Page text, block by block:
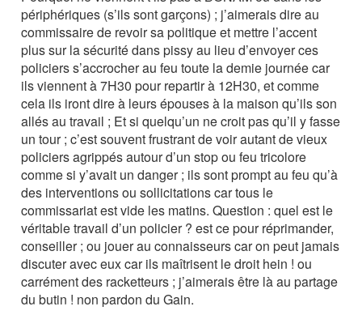
périphériques (s’ils sont garçons) ; j’aimerais dire au
commissaire de revoir sa politique et mettre l’accent
plus sur la sécurité dans pissy au lieu d’envoyer ces
policiers s’accrocher au feu toute la demie journée car
ils viennent à 7H30 pour repartir à 12H30, et comme
cela ils iront dire à leurs épouses à la maison qu’ils son
allés au travail ; Et si quelqu’un ne croit pas qu’il y fasse
un tour ; c’est souvent frustrant de voir autant de vieux
policiers agrippés autour d’un stop ou feu tricolore
comme si y’avait un danger ; ils sont prompt au feu qu’à
des interventions ou sollicitations car tous le
commissariat est vide les matins. Question : quel est le
véritable travail d’un policier ? est ce pour réprimander,
conseiller ; ou jouer au connaisseurs car on peut jamais
discuter avec eux car ils maîtrisent le droit hein ! ou
carrément des racketteurs ; j’aimerais être là au partage
du butin ! non pardon du Gain.